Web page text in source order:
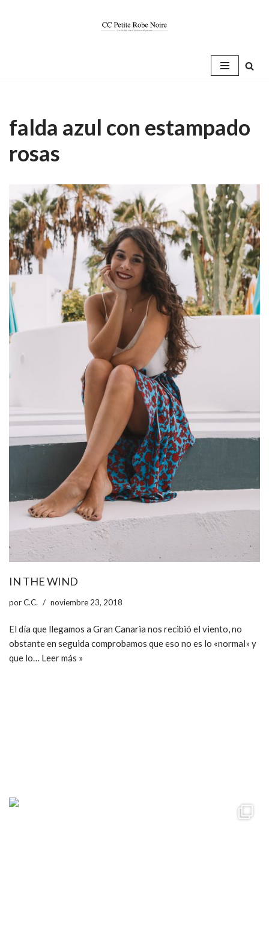
falda azul con estampado
rosas
IN THE WIND
porC.C. noviembre 23, 2018
El día que llegamos a Gran Canaria nos recibió el viento, no
obstante en seguida comprobamos que eso no es lo «normal» y
que lo… Leer más »